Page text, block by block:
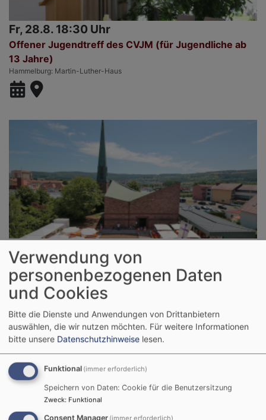
Fr, 28.8. 18:30 Uhr
Offener Jugendtreff des CVJM (für Jugendliche ab
13 Jahre)
Hammelburg Martin-Luther-Haus
Gottesdienst
Hammelburg Kirche St. Michael
Verwendung von
personenbezogenen Daten
und Cookies
Bitte die Dienste und Anwendungen von Drittanbietern
auswählen, die wir nutzen möchten. Für weitere Informationen
bitte unsere Datenschutzhinweise lesen.
Funktional (immer erforderlich)
Speichern von Daten: Cookie für die Benutzersitzung
Zweck: Funktional
Consent Manager (immer erforderlich)